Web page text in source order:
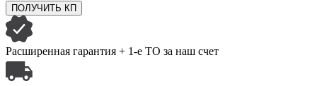
ПОЛУЧИТЬ КП
Расширенная гарантия + 1-е ТО за наш счет